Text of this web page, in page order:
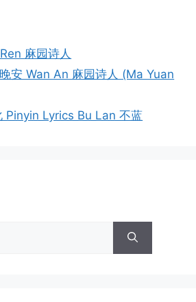
麻园诗人
安 Wan An 麻园诗人 (Ma Yuan
Pinyin Lyrics Bu Lan 不蓝